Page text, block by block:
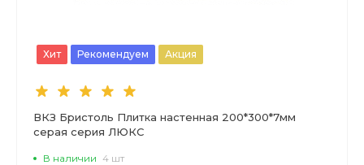
Хит Рекомендуем Акция
ВКЗ Бристоль Плитка настенная 200*300*7мм
серая серия ЛЮКС
В наличии 4 шт